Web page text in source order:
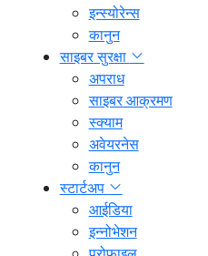
इन्स्योरेन्स
कानुन
साइबर सुरक्षा
अपराध
साइबर आक्रमण
स्क्याम
अवेयरनेस
कानुन
स्टार्टअप
आईडिया
इन्नोभेशन